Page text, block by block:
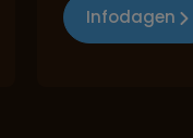
Infodagen